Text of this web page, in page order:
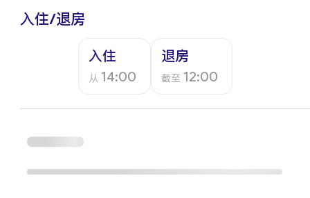
入住/退房
入住
从 14:00
退房
截至 12:00